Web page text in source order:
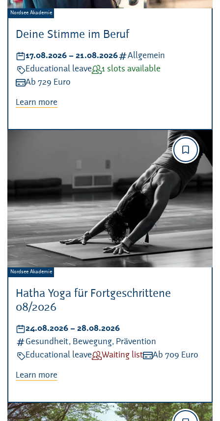
Deine Stimme im Beruf
Veranstalter:
Nordsee Akademie
Datum:
17.08.2026 – bis
21.08.2026Kategorien:
Allgemein
Veranstaltungsart:
Educational leaveVerfügbarkeit:
1 slots available
Kosten:
Ab 729 Euro
Learn more
Hatha Yoga für Fortgeschrittene
08/2026
Veranstalter:
Nordsee Akademie
Datum:
24.08.2026 – bis
28.08.2026
Kategorien:
Gesundheit, Bewegung, Prävention
Veranstaltungsart:
Educational leaveVerfügbarkeit:
Waiting listKosten:
Ab 709 Euro
Learn more